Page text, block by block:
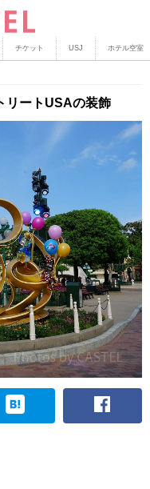
チケット USJ ホテル空室
リートUSAの装飾